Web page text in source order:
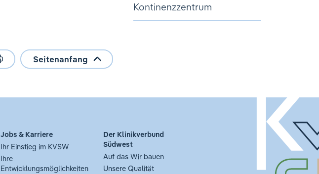
Kontinenzzentrum
Seitenanfang
Jobs & Karriere
Ihr Einstieg im KVSW
Ihre
Entwicklungsmöglichkeiten
Der Klinikverbund
Südwest
Auf das Wir bauen
Unsere Qualität